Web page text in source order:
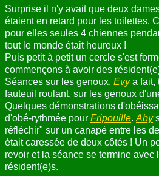
Surprise il n'y avait que deux
étaient en retard pour les toilettes.
pour elles seules 4 chiennes
tout le monde était heureux !
Puis petit à petit un cercle s'est
commençons à avoir des
Séances sur les genoux, Evya fait,
fauteuil roulant, sur les genoux
Quelques démonstrations
d'obé-rythmée pour Fripouille. Aby
réfléchir" sur un canapé entre les
était caressée de deux côtés ! Un
revoir et la séance se termine avec
résident(e)s.